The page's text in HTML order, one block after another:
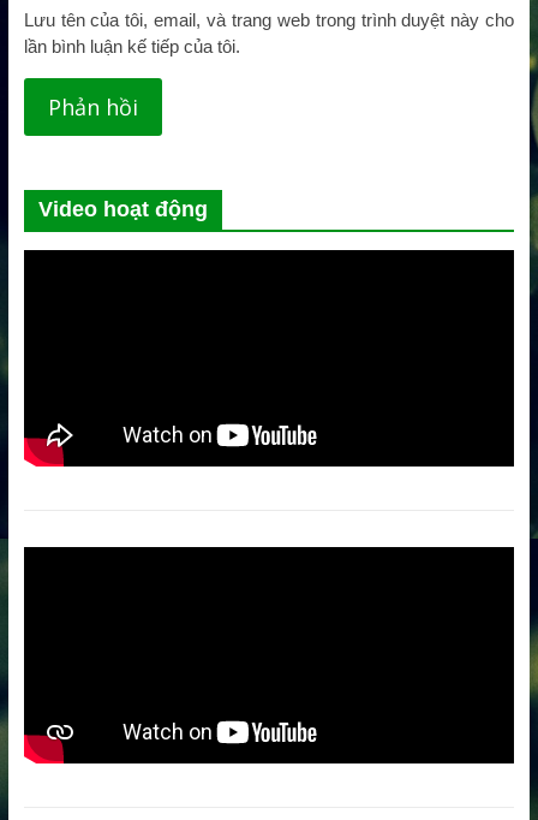
Lưu tên của tôi, email, và trang web trong trình duyệt này cho
lần bình luận kế tiếp của tôi.
Video hoạt động